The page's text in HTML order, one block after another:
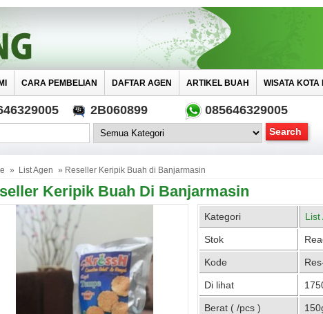
CARA PEMBELIAN DAFTAR AGEN ARTIKEL BUAH WISATA KOTA
2B060899 085646329005
» List Agen » Reseller Keripik Buah di Banjarmasin
Keripik Buah Di Banjarmasin
Kategori List
Stok
Kode
Di lihat
Berat ( /pcs )